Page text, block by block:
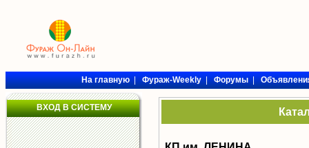
На главную|Фураж-Weekly|Форумы|
ВХОД В СИСТЕМУ